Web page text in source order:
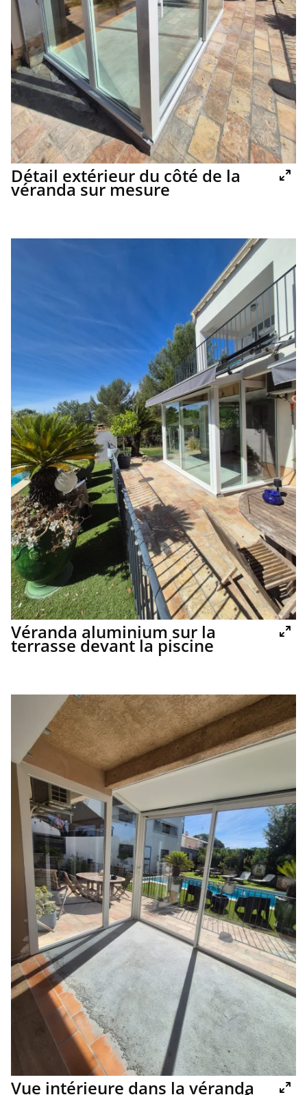
Détail extérieur du côté de la
véranda sur mesure
Véranda aluminium sur la
terrasse devant la piscine
Vue intérieure dans la véranda